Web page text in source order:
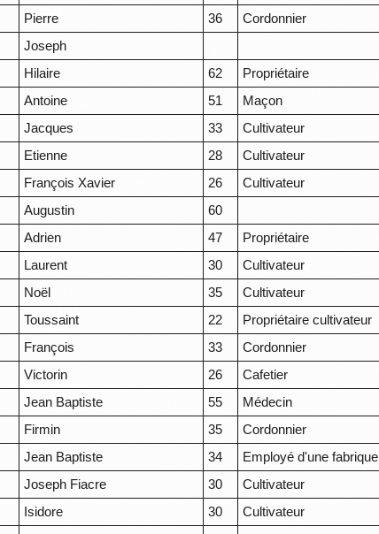
Pierre 36 Cordonnier
Joseph
Hilaire 62 Propriétaire
Antoine 51 Maçon
Jacques 33 Cultivateur
Etienne 28 Cultivateur
François Xavier 26 Cultivateur
Augustin 60
Adrien 47 Propriétaire
Laurent 30 Cultivateur
Noël 35 Cultivateur
Toussaint 22 Propriétaire cultivateur
François 33 Cordonnier
Victorin 26 Cafetier
Jean Baptiste 55 Médecin
Firmin 35 Cordonnier
Jean Baptiste 34 Employé d'une fabrique
Joseph Fiacre 30 Cultivateur
Isidore 30 Cultivateur